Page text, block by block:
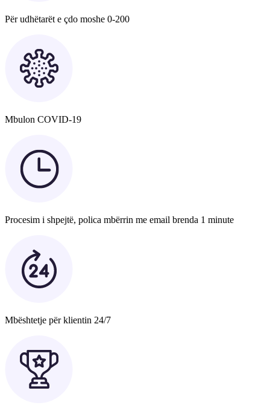
Për udhëtarët e çdo moshe 0-200
Mbulon COVID-19
Procesim i shpejtë, polica mbërrin me email brenda 1 minute
Mbështetje për klientin 24/7